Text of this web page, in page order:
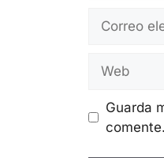
electrónico
Guarda
comente.